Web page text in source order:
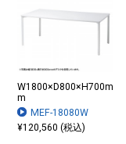
W1800×D800×H700m
m
MEF-18080W
¥120,560 (税込)